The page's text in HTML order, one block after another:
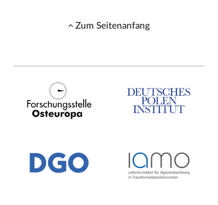
Zum Seitenanfang